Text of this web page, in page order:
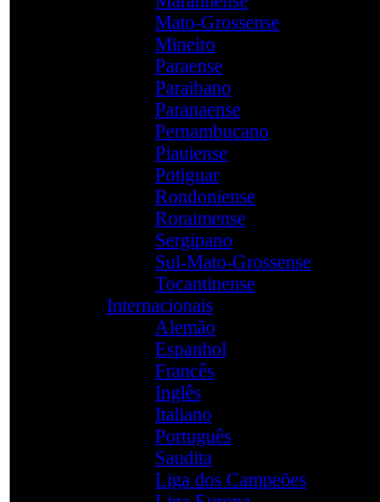
Mato-Grossense
Mineiro
Paraense
Paraibano
Paranaense
Pernambucano
Piauiense
Potiguar
Rondoniense
Roraimense
Sergipano
Sul-Mato-Grossense
Tocantinense
Internacionais
Alemão
Espanhol
Francês
Inglês
Italiano
Português
Saudita
Liga dos Campeões